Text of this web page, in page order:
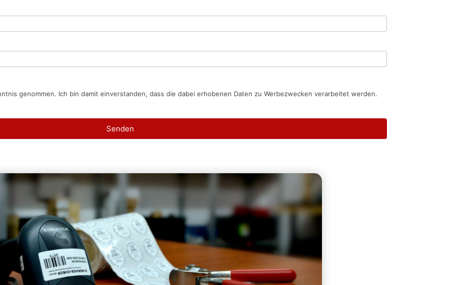
genommen. Ich bin damit einverstanden, dass die dabei erhobenen Daten zu Werbezwecken verarbeitet werden.
Senden